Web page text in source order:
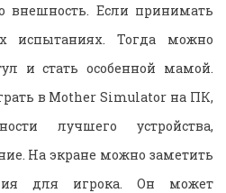
Если принимать
испытаниях. Тогда можно
и стать особенной мамой.
в Mother Simulator на ПК,
лучшего устройства,
На экране можно заметить
для игрока. Он может